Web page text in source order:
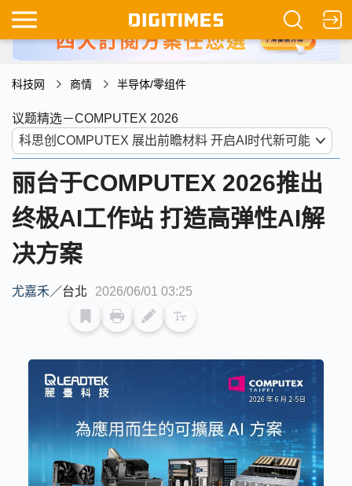
科技网 商情 半导体/零组件
议题精选－COMPUTEX 2026
丽台于COMPUTEX 2026推出
终极AI工作站 打造高弹性AI解
决方案
尤嘉禾／台北 2026/06/01 03:25